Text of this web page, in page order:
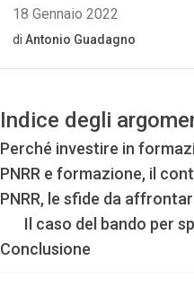
Indice degli
Perché investire in
PNRR e formazione, il
PNRR, le sfide da
Il caso del bando per
Conclusione